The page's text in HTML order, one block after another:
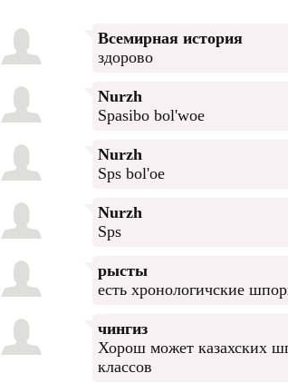
Всемирная история
здорово
Nurzh
Spasibo bol'woe
Nurzh
Sps bol'oe
Nurzh
Sps
рысты
есть хронологичские
чингиз
Хорош может казахских
классов